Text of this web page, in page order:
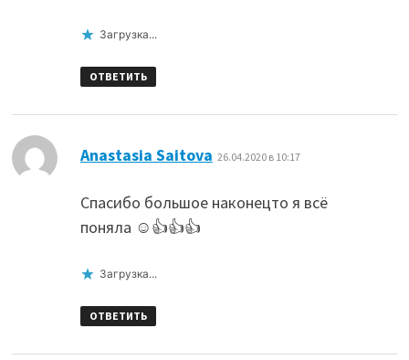
Загрузка...
ОТВЕТИТЬ
Anastasia Saitova 26.04.2020 в 10:17
Спасибо большое наконецто я всё
поняла ☺👍👍👍
Загрузка...
ОТВЕТИТЬ